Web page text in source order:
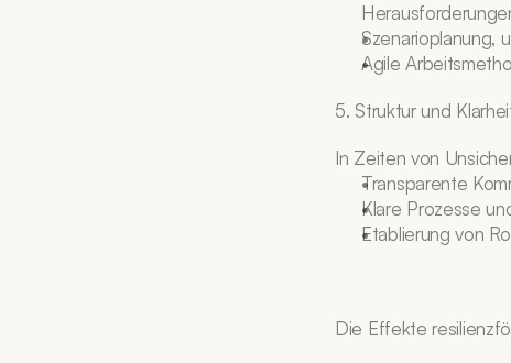
Szenarioplanung,
Agile
5. Struktur und
In Zeiten von
Transparente
Klare Prozesse
Etablierung von
Die Effekte